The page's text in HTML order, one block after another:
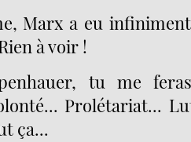
Marx a eu
à voir !
tu me
Prolétariat...
ça...